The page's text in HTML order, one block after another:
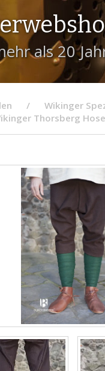
als 20
Wikinger
Thorsberg